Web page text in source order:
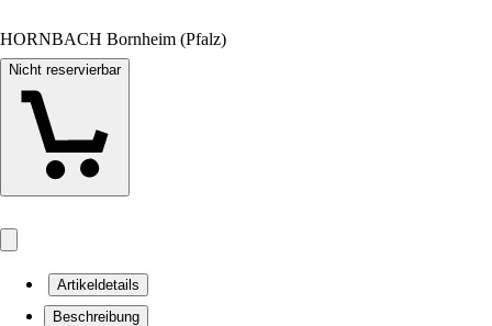
HORNBACH Bornheim (Pfalz)
Nicht reservierbar
Artikeldetails
Beschreibung